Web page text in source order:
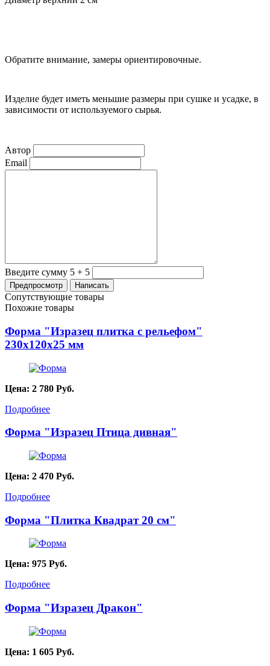
Обратите внимание, замеры ориентировочные.
Изделие будет иметь меньшие размеры при сушке и усадке, в
зависимости от используемого сырья.
Автор
Email
Введите сумму 5 + 5
Сопутствующие товары
Похожие товары
Форма "Изразец плитка с рельефом"
230х120х25 мм
Цена: 2 780 Руб.
Подробнее
Форма "Изразец Птица дивная"
Цена: 2 470 Руб.
Подробнее
Форма "Плитка Квадрат 20 см"
Цена: 975 Руб.
Подробнее
Форма "Изразец Дракон"
Цена: 1 605 Руб.